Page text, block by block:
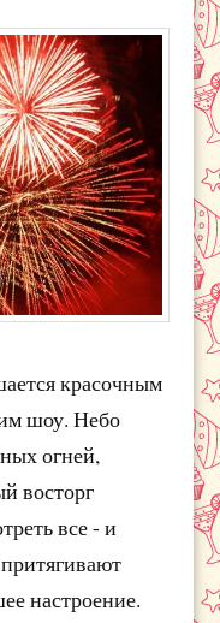
красочным
шоу. Небо
огней,
восторг
все - и
настроение.